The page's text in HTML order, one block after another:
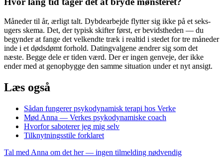
Måneder til år, ærligt talt. Dybdearbejde flytter sig ikke på et seks-
ugers skema. Det, der typisk skifter først, er bevidstheden — du
begynder at fange det velkendte træk i realtid i stedet for tre måneder
inde i et dødsdømt forhold. Datingvalgene ændrer sig som det
næste. Begge dele er tiden værd. Der er ingen genveje, der ikke
ender med at genopbygge den samme situation under et nyt ansigt.
Læs også
Sådan fungerer psykodynamisk terapi hos Verke
Mød Anna — Verkes psykodynamiske coach
Hvorfor saboterer jeg mig selv
Tilknytningsstile forklaret
Tal med Anna om det her — ingen tilmelding nødvendig